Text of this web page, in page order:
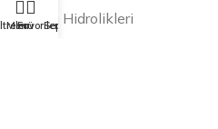
Kapı Hidrolikleri
Menü
Favoriler
Sepet